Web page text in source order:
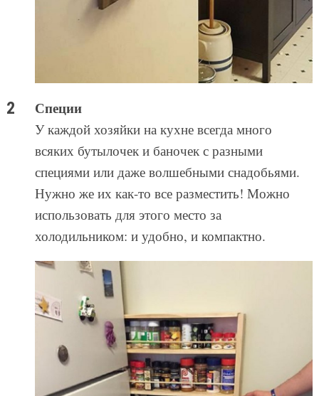
Специи
У каждой хозяйки на кухне всегда много
всяких бутылочек и баночек с разными
специями или даже волшебными снадобьями.
Нужно же их как-то все разместить! Можно
использовать для этого место за
холодильником: и удобно, и компактно.